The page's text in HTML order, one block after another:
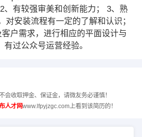
、有较强审美和创新能力； 3、熟
对安装流程有一定的了解和认识；
户需求，进行相应的平面设计与
过公众号运营经验。
会收取押金、保证金，请微友务必谨慎！
人才网www.lfpyjzgc.com上看到该简历的！